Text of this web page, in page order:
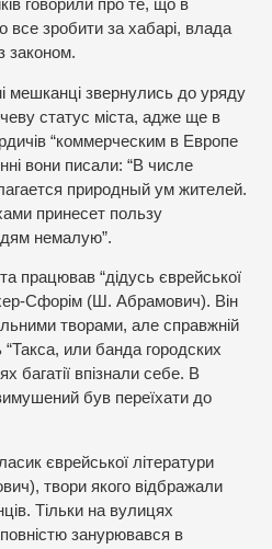
говорили про те, що в
все зробити за хабарі, влада
законом.
мешканці звернулись до уряду
статус міста, адже ще в
“коммерческим в Европе
вони писали: “В числе
природный ум жителей.
принесет пользу
немалую”.
працював “дідусь єврейської
Сфорім (Ш. Абрамович). Він
творами, але справжній
или банда городских
багатії впізнали себе. В
був переїхати до
єврейської літератури
твори якого відбражали
Тільки на вулицях
занурювався в